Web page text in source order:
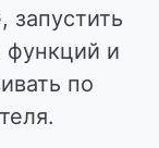
функций и
по